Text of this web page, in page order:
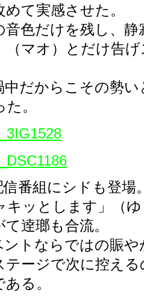
て実感させた。
音色だけを残し、静
（マオ）とだけ告
中だからこその勢
。
番組にシドも登場
キッとします」（
逹瑯も合流。
ントならではの賑
テージで次に控え
る。